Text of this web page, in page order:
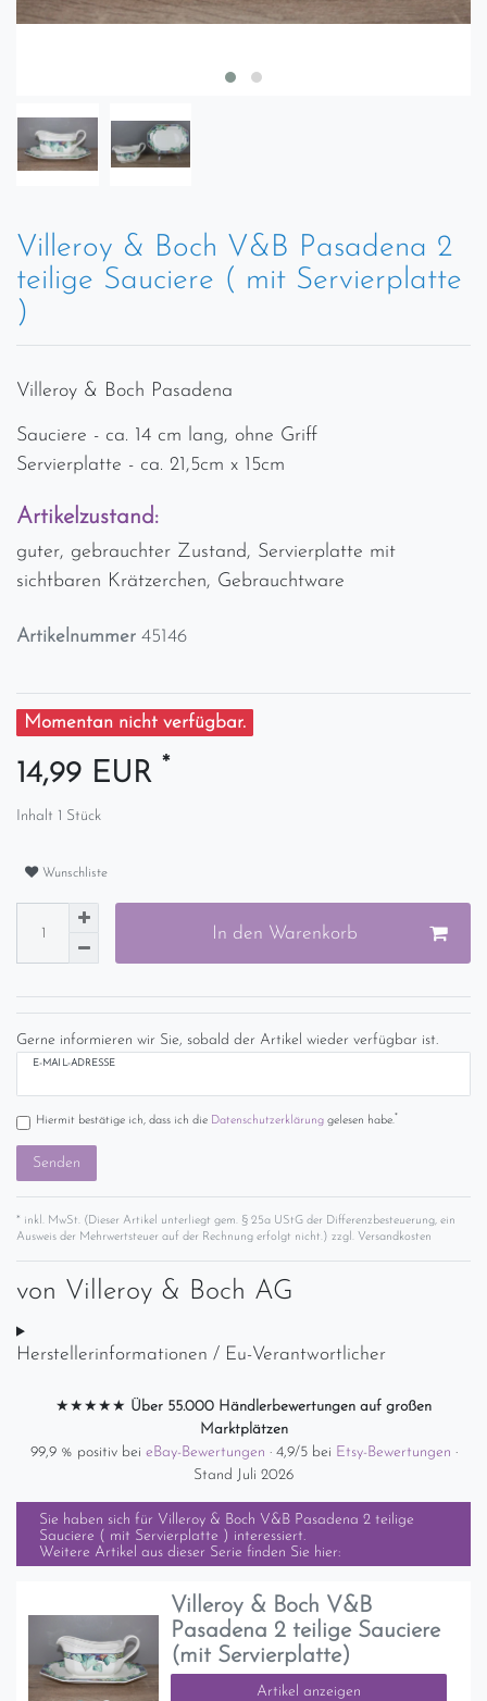
Villeroy & Boch V&B Pasadena 2
teilige Sauciere ( mit Servierplatte
)
Villeroy & Boch Pasadena
Sauciere - ca. 14 cm lang, ohne Griff
Servierplatte - ca. 21,5cm x 15cm
Artikelzustand:
guter, gebrauchter Zustand, Servierplatte mit
sichtbaren Krätzerchen, Gebrauchtware
Artikelnummer 45146
Momentan nicht verfügbar.
14,99 EUR *
Inhalt 1 Stück
Wunschliste
In den Warenkorb
Gerne informieren wir Sie, sobald der Artikel wieder verfügbar ist.
E-MAIL-ADRESSE
Hiermit bestätige ich, dass ich die Daten­schutz­erklärunggelesen habe.*
Senden
* inkl. MwSt. (Dieser Artikel unterliegt gem. § 25a UStG der Differenzbesteuerung, ein
Ausweis der Mehrwertsteuer auf der Rechnung erfolgt nicht.) zzgl. Versandkosten
von Villeroy & Boch AG
Herstellerinformationen / Eu-Verantwortlicher
★★★★★ Über 55.000 Händlerbewertungen auf großen
Marktplätzen
99,9 % positiv bei eBay-Bewertungen · 4,9/5 bei Etsy-Bewertungen ·
Stand Juli 2026
Sie haben sich für Villeroy & Boch V&B Pasadena 2 teilige
Sauciere ( mit Servierplatte ) interessiert.
Weitere Artikel aus dieser Serie finden Sie hier:
Villeroy & Boch V&B
Pasadena 2 teilige Sauciere
(mit Servierplatte)
Artikel anzeigen